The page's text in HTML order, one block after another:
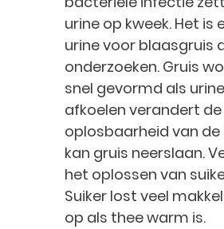
urine op kweek. Het is
urine voor blaasgruis
onderzoeken. Gruis
snel gevormd als
afkoelen verandert de
oplosbaarheid van de
kan gruis neerslaan.
het oplossen van
Suiker lost veel
op als thee warm is.